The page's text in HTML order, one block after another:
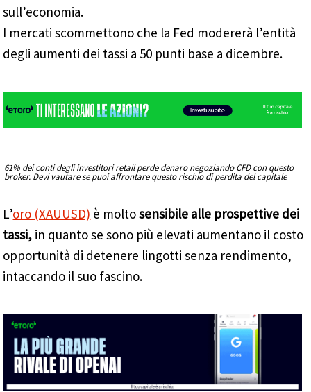
sull’economia.
I mercati scommettono che la Fed modererà l’entità
degli aumenti dei tassi a 50 punti base a dicembre.
61% dei conti degli investitori retail perde denaro negoziando CFD con questo
broker. Devi vautare se puoi affrontare questo rischio di perdita del capitale
L’oro (XAUUSD) è moltosensibile alle prospettive dei
tassi, in quanto se sono più elevati aumentano il costo
opportunità di detenere lingotti senza rendimento,
intaccando il suo fascino.